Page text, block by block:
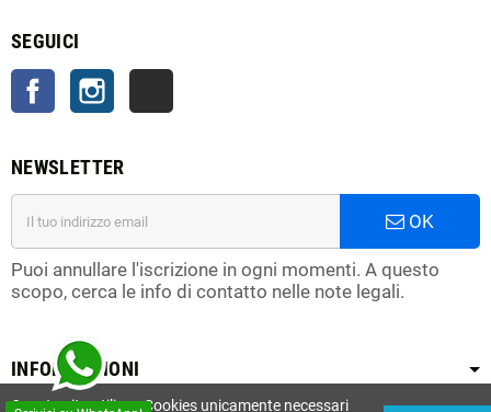
SEGUICI
FacebookInstagram
NEWSLETTER
OK
Puoi annullare l'iscrizione in ogni momenti. A questo
scopo, cerca le info di contatto nelle note legali.
INFORMAZIONI
Questo sito utilizza Cookies unicamente necessari